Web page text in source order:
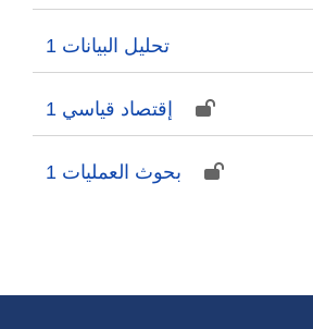
تحليل البيانات 1
إقتصاد قياسي 1
1 بحوث العمليات